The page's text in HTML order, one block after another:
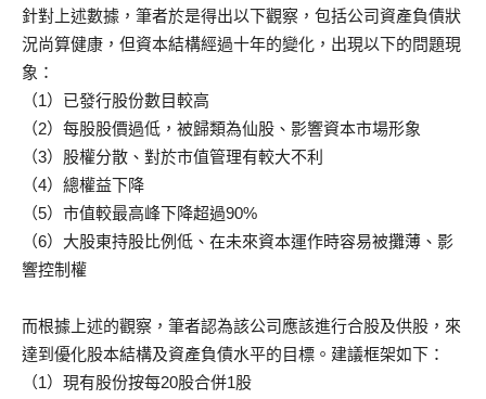
針對上述數據，筆者於是得出以下觀察，包括公司資產負債狀
況尚算健康，但資本結構經過十年的變化，出現以下的問題現
象：
（1）已發行股份數目較高
（2）每股股價過低，被歸類為仙股、影響資本市場形象
（3）股權分散、對於市值管理有較大不利
（4）總權益下降
（5）市值較最高峰下降超過90%
（6）大股東持股比例低、在未來資本運作時容易被攤薄、影
響控制權
而根據上述的觀察，筆者認為該公司應該進行合股及供股，來
達到優化股本結構及資產負債水平的目標。建議框架如下：
（1）現有股份按每20股合併1股